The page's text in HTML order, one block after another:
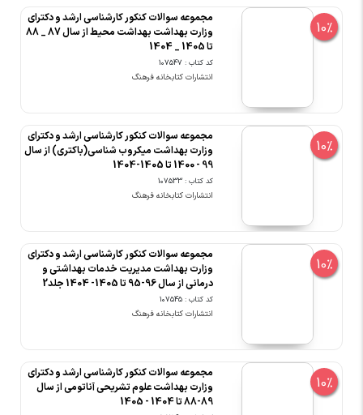
10%
مجموعه سوالات کنکور کارشناسی ارشد و دکترای
وزارت بهداشت بهداشت محیط از سال 87 _ 88
تا 1405 _ 1404
کد کتاب : 107547
انتشارات کتابخانه فرهنگ
10%
مجموعه سوالات کنکور کارشناسی ارشد و دکترای
وزارت بهداشت میکروب شناسی(باکتری) از سال
99 - 1400 تا 1405-1404
کد کتاب : 107533
انتشارات کتابخانه فرهنگ
10%
مجموعه سوالات کنکور کارشناسی ارشد و دکترای
وزارت بهداشت مدیریت خدمات بهداشتی و
درمانی از سال 96-95 تا 1405- 1404 جلد2
کد کتاب : 107545
انتشارات کتابخانه فرهنگ
10%
مجموعه سوالات کنکور کارشناسی ارشد و دکترای
وزارت بهداشت علوم تشریحی آناتومی از سال
89-88 تا 1404 - 1405